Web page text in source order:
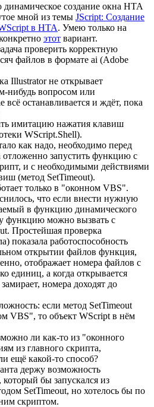
создание окна HTA
мной из темы JScript: Создание
в HTA. Умею только на
этот вариант.
проверить корректную
файлов в формате ai (Adobe
Illustrator не открывает
нибудь вопросом или
останавливается и ждёт, пока
имитацию нажатия клавиш
WScript.Shell).
как надо, необходимо перед
запустить функцию с
и с необходимыми действиями
(метод SetTimeout).
только в "оконном VBS".
что если внести нужную
в функцию динамического
функцию можно вызвать с
Простейшая проверка
показала работоспособность
открытии файлов функция,
отображает номера файлов с
единиц, а когда открывается
номера доходят до
если метод SetTimeout
VBS", то объект WScript в нём
ли как-то из "оконного
из главного скрипта,
ещё какой-то способ?
держу возможность
бы запускался из
SetTimeout, но хотелось бы по
скриптом.